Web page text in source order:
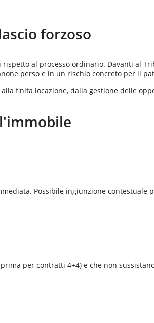
forzoso
al processo ordinario. Davanti al
perso e in un rischio concreto per il
finita locazione, dalla gestione delle
Possibile ingiunzione contestuale
per contratti 4+4) e che non